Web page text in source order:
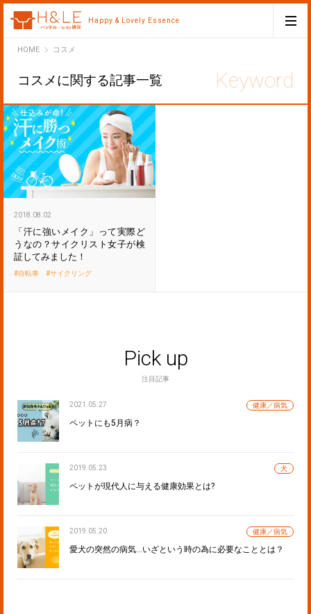
Happy & Lovely Essence
HOMEH&LEコスメ
コスメに関する記事一覧
2018.08.02
「汗に強いメイク」って実際ど
うなの？サイクリスト女子が検
証してみました！
自転車 サイクリング
Pick up
注目記事
2021.05.27 健康／病気
ペットにも5月病？
2019.05.23 犬
ペットが現代人に与える健康効果とは?
2019.05.20 健康／病気
愛犬の突然の病気…いざという時の為に必要なこととは？